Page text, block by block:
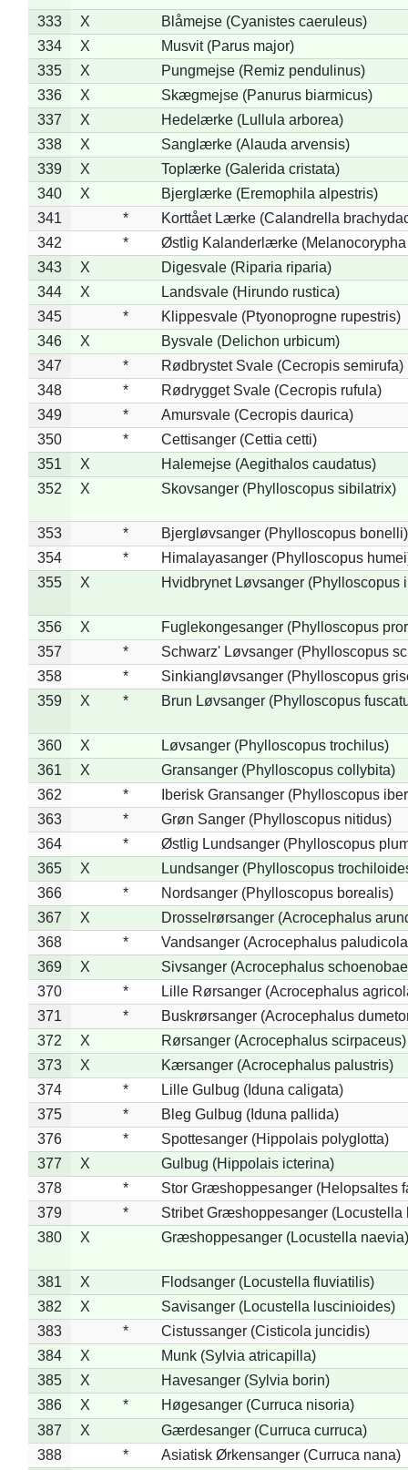
333 X
Blåmejse (Cyanistes caeruleus)
334
X
Musvit (Parus major)
335
X
Pungmejse (Remiz pendulinus)
336
X
Skægmejse (Panurus biarmicus)
337
X
Hedelærke (Lullula arborea)
338
X
Sanglærke (Alauda arvensis)
339
X
Toplærke (Galerida cristata)
340
X
Bjerglærke (Eremophila alpestris)
341
*
Korttået Lærke (Calandrella
342
*
Østlig Kalanderlærke (Melanocorypha
343
X
Digesvale (Riparia riparia)
344
X
Landsvale (Hirundo rustica)
345
*
Klippesvale (Ptyonoprogne rupestris)
346
X
Bysvale (Delichon urbicum)
347
*
Rødbrystet Svale (Cecropis semirufa)
348
*
Rødrygget Svale (Cecropis rufula)
349
*
Amursvale (Cecropis daurica)
350
*
Cettisanger (Cettia cetti)
351
X
Halemejse (Aegithalos caudatus)
352
X Skovsanger (Phylloscopus sibilatrix)
353 *
Bjergløvsanger (Phylloscopus bonelli)
354
*
Himalayasanger (Phylloscopus
355
X Hvidbrynet Løvsanger (Phylloscopus
356 X
Fuglekongesanger (Phylloscopus
357
*
Schwarz' Løvsanger (Phylloscopus
358
*
Sinkiangløvsanger (Phylloscopus
359
X * Brun Løvsanger (Phylloscopus
360 X
Løvsanger (Phylloscopus trochilus)
361
X
Gransanger (Phylloscopus collybita)
362
*
Iberisk Gransanger (Phylloscopus
363
*
Grøn Sanger (Phylloscopus nitidus)
364
*
Østlig Lundsanger (Phylloscopus
365
X
Lundsanger (Phylloscopus
366
*
Nordsanger (Phylloscopus borealis)
367
X
Drosselrørsanger (Acrocephalus
368
*
Vandsanger (Acrocephalus
369
X
Sivsanger (Acrocephalus
370
*
Lille Rørsanger (Acrocephalus
371
*
Buskrørsanger (Acrocephalus
372
X
Rørsanger (Acrocephalus scirpaceus)
373
X
Kærsanger (Acrocephalus palustris)
374
*
Lille Gulbug (Iduna caligata)
375
*
Bleg Gulbug (Iduna pallida)
376
*
Spottesanger (Hippolais polyglotta)
377
X
Gulbug (Hippolais icterina)
378
*
Stor Græshoppesanger (Helopsaltes
379
*
Stribet Græshoppesanger (Locustella
380
X Græshoppesanger (Locustella naevia)
381 X
Flodsanger (Locustella fluviatilis)
382
X
Savisanger (Locustella luscinioides)
383
*
Cistussanger (Cisticola juncidis)
384
X
Munk (Sylvia atricapilla)
385
X
Havesanger (Sylvia borin)
386
X *
Høgesanger (Curruca nisoria)
387
X
Gærdesanger (Curruca curruca)
388
*
Asiatisk Ørkensanger (Curruca nana)